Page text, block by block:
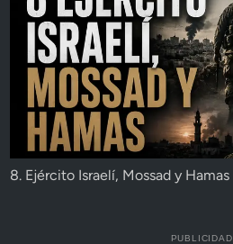
8. Ejército Israelí, Mossad y Hamas
PUBLICIDAD